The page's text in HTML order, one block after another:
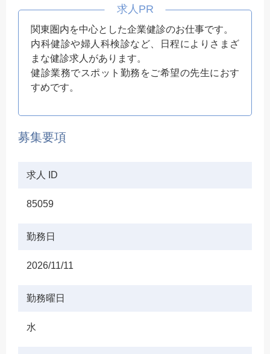
関東圏内を中心とした企業健診のお仕事です。
内科健診や婦人科検診など、日程によりさまざ
まな健診求人があります。
健診業務でスポット勤務をご希望の先生におす
すめです。
募集要項
求人 ID
85059
勤務日
2026/11/11
勤務曜日
水